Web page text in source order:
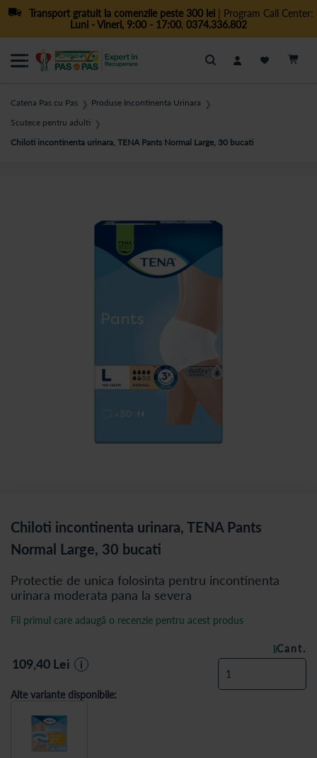
Transport gratuit la comenzile peste 300 lei| Program Call Center:
Luni - Vineri, 9:00 - 17:00, 0374.336.802
Cautare
Catena Pas cu Pas ❯ Produse Incontinenta Urinara ❯
Scutece pentru adulti ❯
Chiloti incontinenta urinara, TENA Pants Normal Large, 30 bucati
Chiloti incontinenta urinara, TENA Pants
Normal Large, 30 bucati
Protectie de unica folosinta pentru incontinenta
urinara moderata pana la severa
ÎN STOC
Fii primul care adaugă o recenzie pentru acest produs
109,40 Lei i
Cant.
Alte variante disponibile: